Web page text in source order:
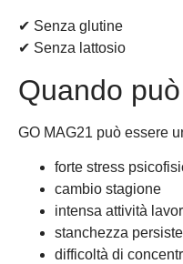
✔ Senza glutine
✔ Senza lattosio
Quando
GO MAG21 può essere
forte stress
cambio stagione
intensa attività
stanchezza
difficoltà di